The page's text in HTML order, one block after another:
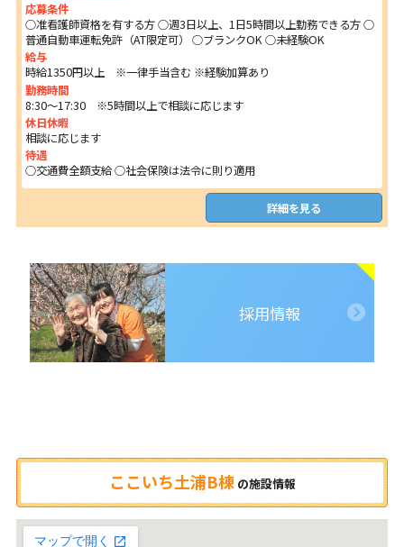
応募条件
○准看護師資格を有する方 ○週3日以上、1日5時間以上勤務できる方 ○
普通自動車運転免許（AT限定可） ○ブランクOK ○未経験OK
給与
時給1350円以上 ※一律手当含む ※経験加算あり
勤務時間
8:30～17:30 ※5時間以上で相談に応じます
休日休暇
相談に応じます
待遇
○交通費全額支給 ○社会保険は法令に則り適用
詳細を見る
採用情報
ここいち土浦B棟の施設情報